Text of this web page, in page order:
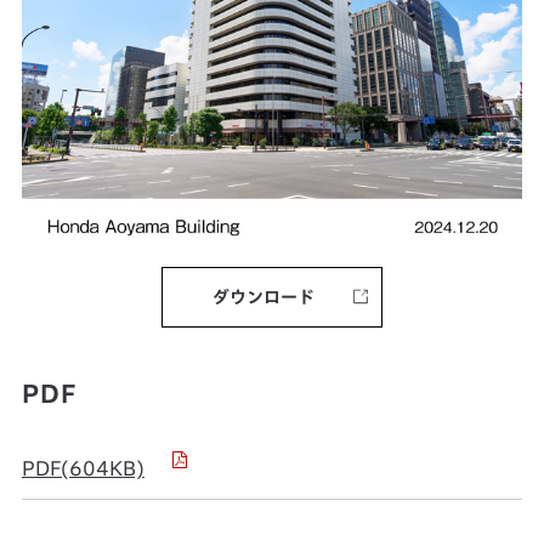
ダウンロード
PDF
PDF(604KB)